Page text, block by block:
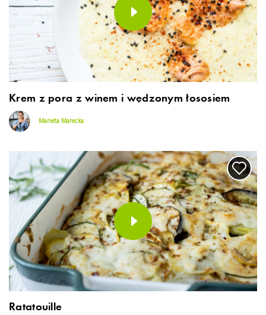
Krem z pora z winem i wędzonym łososiem
Marieta Marecka
Ratatouille